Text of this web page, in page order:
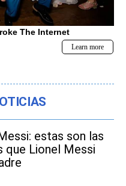
estas son las
que Lionel Messi